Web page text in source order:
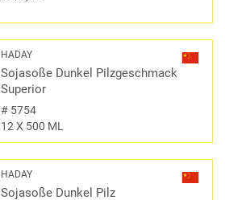
HADAY
Sojasoße Dunkel Pilzgeschmack
Superior
#5754
12 X 500 ML
HADAY
Sojasoße Dunkel Pilz